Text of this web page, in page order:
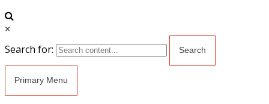
×
Search for:
Primary Menu